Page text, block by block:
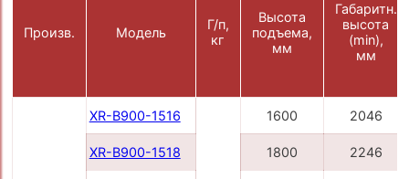
Произв. Модель
Г/п,
кг
Высота
подъема,
мм
Габаритн.
высота
(min),
мм
XR-B900-1516 1600 2046
XR-B900-1518 1800 2246